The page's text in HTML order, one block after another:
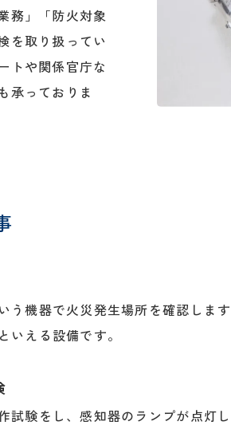
務」「防火対象
を取り扱ってい
トや関係官庁な
承っておりま
う機器で火災発生場所を確認しま
いえる設備です。
試験をし、感知器のランプが点灯